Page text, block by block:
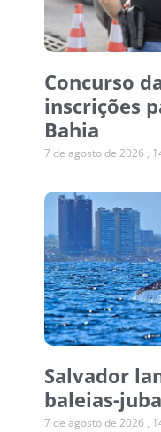
Concurso
inscrições
Bahia
7 de agosto de 2026
Salvador
baleias-
7 de agosto de 2026